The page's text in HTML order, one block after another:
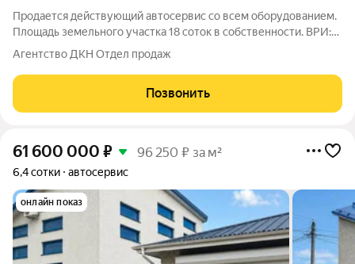
Продается действующий автосервис со всем оборудованием.
Площадь земельного участка 18 соток в собственности. ВРИ:
для эксплуатации помещения автосервиса. На земельном
участке расположены строения общей площадью 723 м2: -
двухэтажное капитальное
Агентство ДКН Отдел продаж
Позвонить
61 600 000 ₽ 96 250 ₽ за м²
6,4 сотки автосервис
онлайн показ